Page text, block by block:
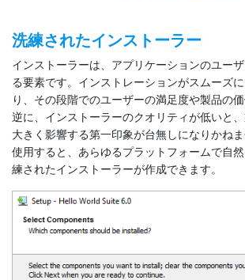
洗練されたインストーラー
インストーラーは、アプリケーションのユー
る要素です。インストレーションがスムーズ
り、その段階でのユーザーの満足度や製品の価
逆に、インストーラーのクオリティが低いと
大きく影響する第一印象が台無しになりかね
使用すると、あらゆるプラットフォームで自
練されたインストーラーが作成できます。